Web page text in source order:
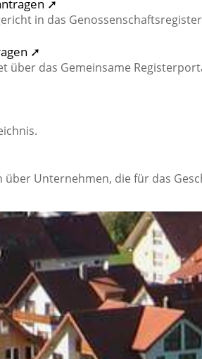
➚
in das
➚
über das Gemeinsame
Unternehmen, die für das